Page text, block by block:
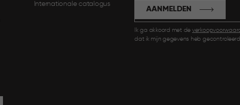
Internationale catalogus
Ik ga akkoord met de
dat ik mijn gegevens heb
AANMELDEN